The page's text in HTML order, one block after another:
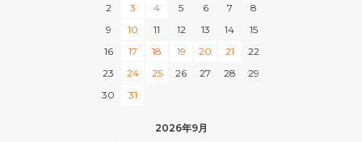
2
3 4 5 6 7
8
9
10 11 12 13 14
15
16
17 18 19 20 21
22
23
24 25 26 27 28
29
30
31
2026年9月